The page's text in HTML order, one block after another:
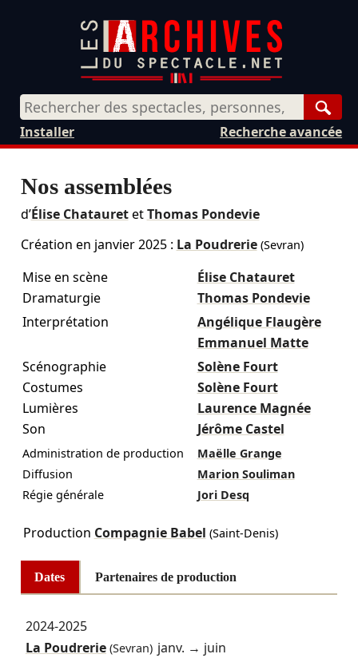
Recherche avancée
Installer
Nos assemblées
d’Élise ChatauretetThomas Pondevie
Création en janvier 2025: La Poudrerie(Sevran)
Mise en scène
Élise Chatauret
Dramaturgie
Thomas Pondevie
Interprétation
Angélique Flaugère
Emmanuel Matte
Scénographie
Solène Fourt
Costumes
Solène Fourt
Lumières
Laurence Magnée
Son
Jérôme Castel
Administration de production
Maëlle Grange
Diffusion
Marion Souliman
Régie générale
Jori Desq
Production Compagnie Babel (Saint-Denis)
Dates Partenaires de production
2024-2025
La Poudrerie(Sevran) janv. → juin